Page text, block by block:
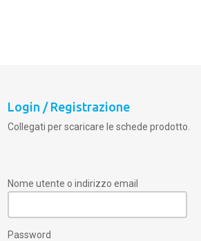
Login / Registrazione
Collegati per scaricare le schede prodotto.
Nome utente o indirizzo email
Password